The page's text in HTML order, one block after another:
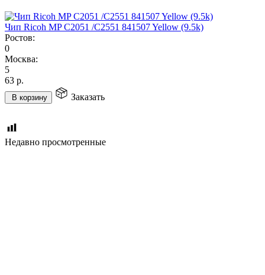
Чип Ricoh MP C2051 /C2551 841507 Yellow (9.5k)
Ростов:
0
Москва:
5
63 р.
В корзину Заказать
Недавно просмотренные